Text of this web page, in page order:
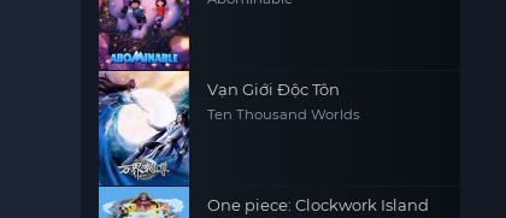
Vạn Giới Độc Tôn
Ten Thousand Worlds
One piece: Clockwork Island